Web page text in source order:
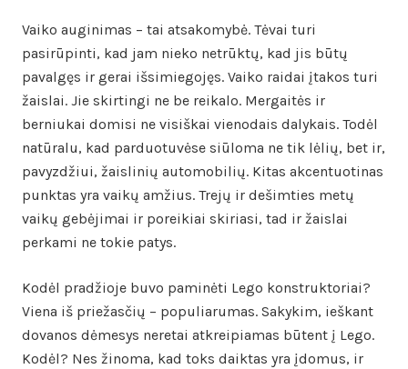
Vaiko auginimas – tai atsakomybė. Tėvai turi
pasirūpinti, kad jam nieko netrūktų, kad jis būtų
pavalgęs ir gerai išsimiegojęs. Vaiko raidai įtakos turi
žaislai. Jie skirtingi ne be reikalo. Mergaitės ir
berniukai domisi ne visiškai vienodais dalykais. Todėl
natūralu, kad parduotuvėse siūloma ne tik lėlių, bet ir,
pavyzdžiui, žaislinių automobilių. Kitas akcentuotinas
punktas yra vaikų amžius. Trejų ir dešimties metų
vaikų gebėjimai ir poreikiai skiriasi, tad ir žaislai
perkami ne tokie patys.
Kodėl pradžioje buvo paminėti Lego konstruktoriai?
Viena iš priežasčių – populiarumas. Sakykim, ieškant
dovanos dėmesys neretai atkreipiamas būtent į Lego.
Kodėl? Nes žinoma, kad toks daiktas yra įdomus, ir